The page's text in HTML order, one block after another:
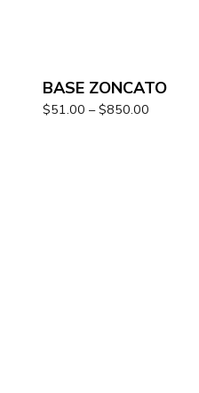
BASE ZONCATO
$51.00 – $850.00